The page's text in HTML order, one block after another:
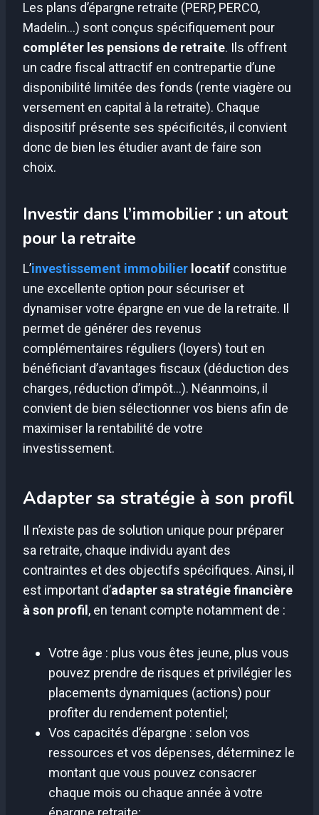
Les plans d’épargne retraite (PERP, PERCO,
Madelin…) sont conçus spécifiquement pour
compléter les pensions de retraite. Ils offrent
un cadre fiscal attractif en contrepartie d’une
disponibilité limitée des fonds (rente viagère ou
versement en capital à la retraite). Chaque
dispositif présente ses spécificités, il convient
donc de bien les étudier avant de faire son
choix.
Investir dans l’immobilier : un atout
pour la retraite
L’investissement immobilier locatif constitue
une excellente option pour sécuriser et
dynamiser votre épargne en vue de la retraite. Il
permet de générer des revenus
complémentaires réguliers (loyers) tout en
bénéficiant d’avantages fiscaux (déduction des
charges, réduction d’impôt…). Néanmoins, il
convient de bien sélectionner vos biens afin de
maximiser la rentabilité de votre
investissement.
Adapter sa stratégie à son profil
Il n’existe pas de solution unique pour préparer
sa retraite, chaque individu ayant des
contraintes et des objectifs spécifiques. Ainsi, il
est important d’adapter sa stratégie financière
à son profil , en tenant compte notamment de :
Votre âge : plus vous êtes jeune, plus vous
pouvez prendre de risques et privilégier les
placements dynamiques (actions) pour
profiter du rendement potentiel;
Vos capacités d’épargne : selon vos
ressources et vos dépenses, déterminez le
montant que vous pouvez consacrer
chaque mois ou chaque année à votre